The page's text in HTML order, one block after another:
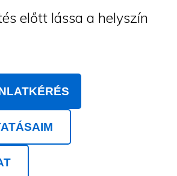
előtt lássa a helyszín